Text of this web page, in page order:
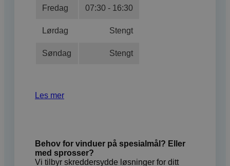
Fredag 07:30 - 16:30
Lørdag Stengt
Søndag Stengt
Les mer
Behov for vinduer på spesialmål? Eller
med sprosser?
Vi tilbyr skreddersydde løsninger for ditt